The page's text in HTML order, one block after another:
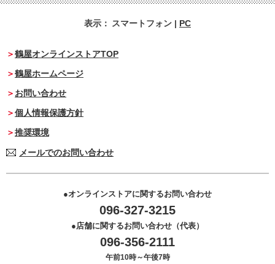
表示： スマートフォン | PC
鶴屋オンラインストアTOP
鶴屋ホームページ
お問い合わせ
個人情報保護方針
推奨環境
メールでのお問い合わせ
オンラインストアに関するお問い合わせ
096-327-3215
店舗に関するお問い合わせ（代表）
096-356-2111
午前10時～午後7時